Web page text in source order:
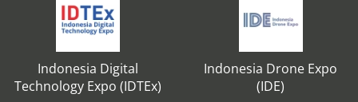
Indonesia Digital
Technology Expo (IDTEx)
Indonesia Drone Expo
(IDE)